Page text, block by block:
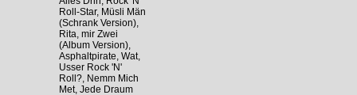
Roll-Star, Müsli Män
(Schrank Version),
Rita, mir Zwei
(Album Version),
Asphaltpirate, Wat,
Usser Rock 'N'
Roll?, Nemm Mich
Met, Jede Draum